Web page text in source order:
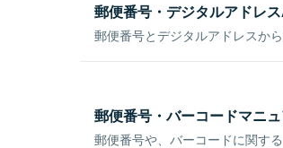
郵便番号・デジタルアドレ
郵便番号とデジタルアドレスか
郵便番号・バーコードマニ
郵便番号や、バーコードに関す